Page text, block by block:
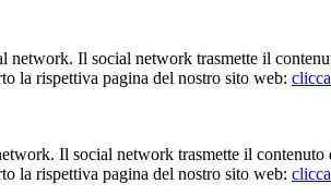
Il social network trasmette il
la rispettiva pagina del nostro sito web:
Il social network trasmette il
la rispettiva pagina del nostro sito web: